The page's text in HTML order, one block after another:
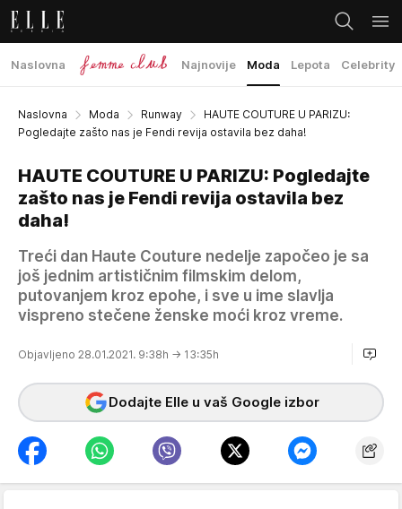
Naslovna Najnovije Moda Lepota Celebrity
Naslovna Moda Runway
HAUTE COUTURE U PARIZU:
Pogledajte zašto nas je Fendi revija ostavila bez daha!
HAUTE COUTURE U PARIZU: Pogledajte
zašto nas je Fendi revija ostavila bez
daha!
Treći dan Haute Couture nedelje započeo je sa
još jednim artističnim filmskim delom,
putovanjem kroz epohe, i sve u ime slavlja
vispreno stečene ženske moći kroz vreme.
Objavljeno 28.01.2021. 9:38h → 13:35h
Dodajte Elle u vaš Google izbor